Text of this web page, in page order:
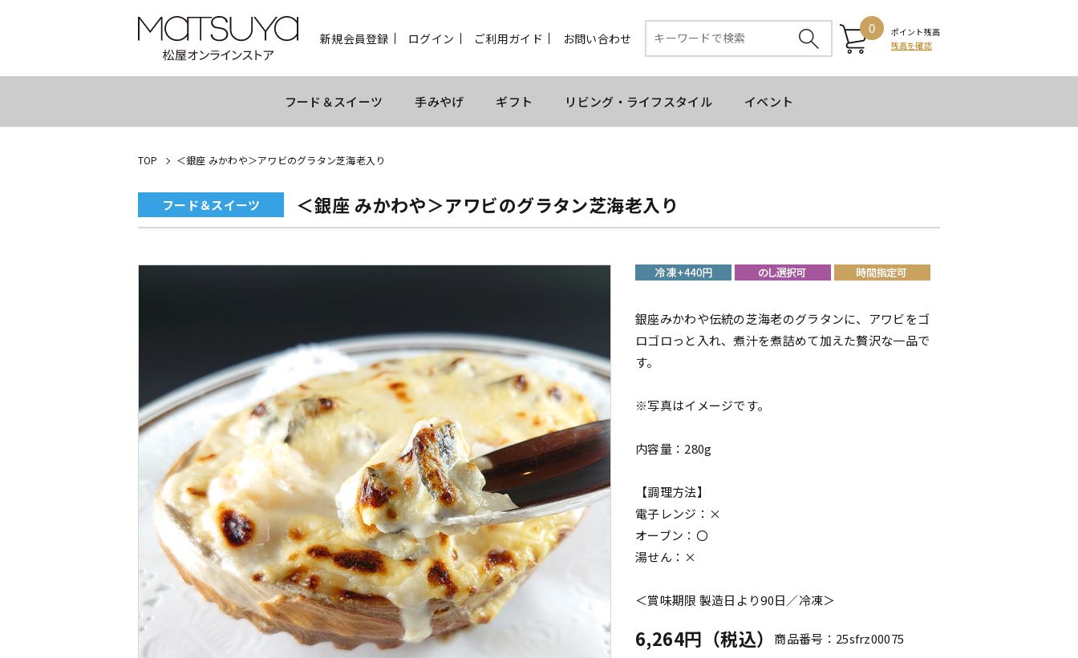
新規会員登録 ログイン ご利用ガイド お問い合わせ
0
ポイント残高
残高を確認
フード＆スイーツ 手みやげ ギフト リビング・ライフスタイル イベント
TOP ＜銀座 みかわや＞アワビのグラタン芝海老入り
フード＆スイーツ ＜銀座 みかわや＞アワビのグラタン芝海老入り
銀座みかわや伝統の芝海老のグラタンに、アワビをゴ
ロゴロっと入れ、煮汁を煮詰めて加えた贅沢な一品で
す。
※写真はイメージです。
内容量：280g
【調理方法】
電子レンジ：×
オーブン：〇
湯せん：×
＜賞味期限 製造日より90日／冷凍＞
6,264円（税込） 商品番号：25sfrz00075